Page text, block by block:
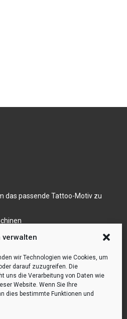
wir Technologien wie Cookies, um
darauf zuzugreifen. Die
uns die Verarbeitung von Daten wie
Website. Wenn Sie Ihre
dies bestimmte Funktionen und
das passende Tattoo-Motiv zu
der Sackentleerung